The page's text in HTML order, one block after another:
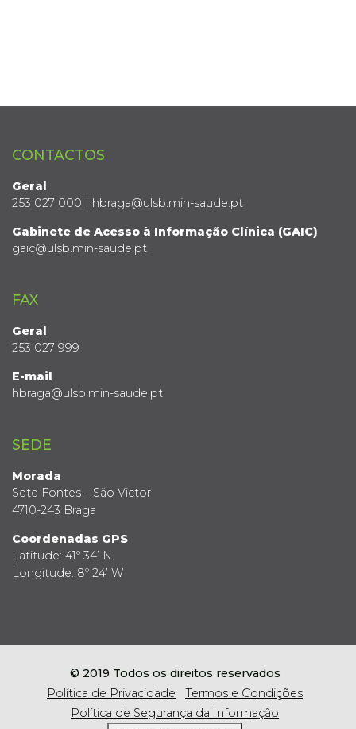
CONTACTOS
Geral
253 027 000 | hbraga@ulsb.min-saude.pt
Gabinete de Acesso à Informação Clínica (GAIC)
gaic@ulsb.min-saude.pt
FAX
Geral
253 027 999
E-mail
hbraga@ulsb.min-saude.pt
SEDE
Morada
Sete Fontes – São Victor
4710-243 Braga
Coordenadas GPS
Latitude: 41º 34’ N
Longitude: 8º 24’ W
© 2019 Todos os direitos reservados
Política de Privacidade
Termos e Condições
Política de Segurança da Informação